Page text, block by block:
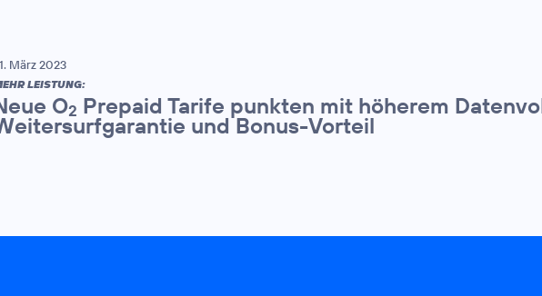
März 2023
LEISTUNG:
O2 Prepaid Tarife punkten mit höherem
und Bonus-Vorteil